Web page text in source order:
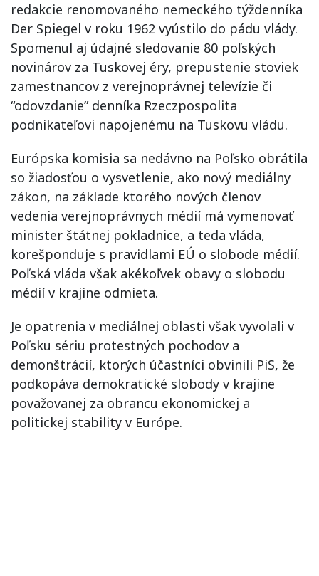
redakcie renomovaného nemeckého týždenníka
Der Spiegel v roku 1962 vyústilo do pádu vlády.
Spomenul aj údajné sledovanie 80 poľských
novinárov za Tuskovej éry, prepustenie stoviek
zamestnancov z verejnoprávnej televízie či
“odovzdanie” denníka Rzeczpospolita
podnikateľovi napojenému na Tuskovu vládu.
Európska komisia sa nedávno na Poľsko obrátila
so žiadosťou o vysvetlenie, ako nový mediálny
zákon, na základe ktorého nových členov
vedenia verejnoprávnych médií má vymenovať
minister štátnej pokladnice, a teda vláda,
korešponduje s pravidlami EÚ o slobode médií.
Poľská vláda však akékoľvek obavy o slobodu
médií v krajine odmieta.
Je opatrenia v mediálnej oblasti však vyvolali v
Poľsku sériu protestných pochodov a
demonštrácií, ktorých účastníci obvinili PiS, že
podkopáva demokratické slobody v krajine
považovanej za obrancu ekonomickej a
politickej stability v Európe.